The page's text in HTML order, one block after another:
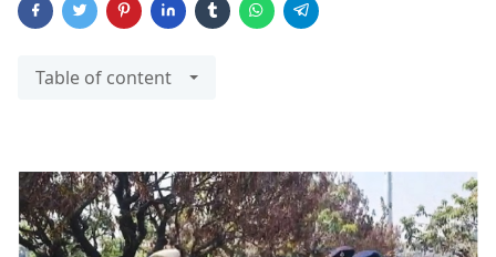
Table of content